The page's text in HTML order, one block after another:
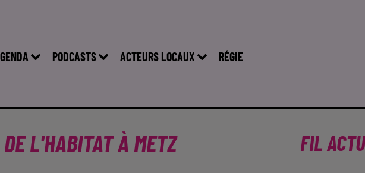
PODCASTS ACTEURS LOCAUX RÉGIE
L'HABITAT À METZ FIL